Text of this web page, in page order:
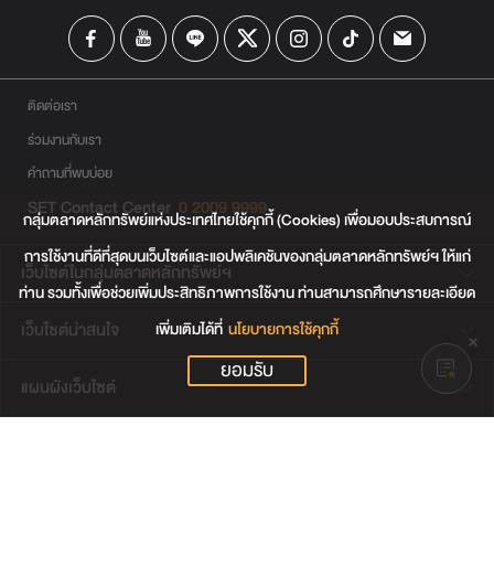
ติดต่อเรา
ร่วมงานกับเรา
คำถามที่พบบ่อย
SET Contact Center 0 2009 9999
เว็บไซต์ในกลุ่มตลาดหลักทรัพย์ฯ
เว็บไซต์น่าสนใจ
แผนผังเว็บไซต์
กลุ่มตลาดหลักทรัพย์แห่งประเทศไทยใช้คุกกี้ (Cookies) เพื่อมอบประสบการณ์
การใช้งานที่ดีที่สุดบนเว็บไซต์และแอปพลิเคชันของกลุ่มตลาดหลักทรัพย์ฯ ให้แก่
ท่าน รวมทั้งเพื่อช่วยเพิ่มประสิทธิภาพการใช้งาน ท่านสามารถศึกษารายละเอียด
เพิ่มเติมได้ที่ นโยบายการใช้คุกกี้
ยอมรับ